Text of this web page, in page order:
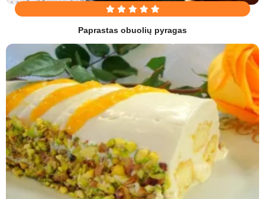
Paprastas obuolių pyragas